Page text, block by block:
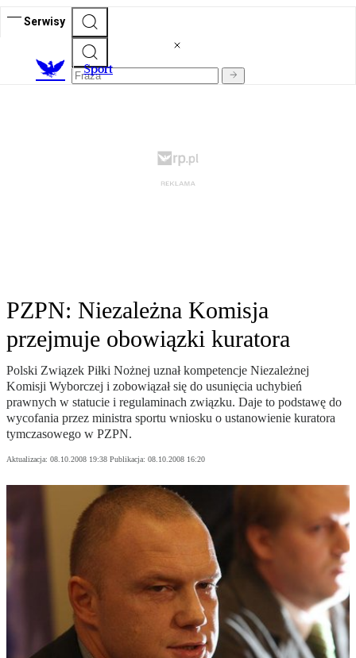
Serwisy
Sport
PZPN: Niezależna Komisja
przejmuje obowiązki kuratora
Polski Związek Piłki Nożnej uznał kompetencje Niezależnej
Komisji Wyborczej i zobowiązał się do usunięcia uchybień
prawnych w statucie i regulaminach związku. Daje to podstawę do
wycofania przez ministra sportu wniosku o ustanowienie kuratora
tymczasowego w PZPN.
Aktualizacja: 08.10.2008 19:38 Publikacja: 08.10.2008 16:20